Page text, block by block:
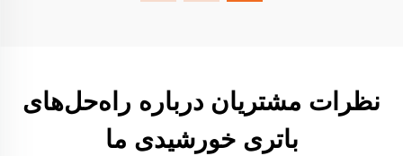
نظرات مشتریان درباره راه‌حل‌های
باتری خورشیدی ما